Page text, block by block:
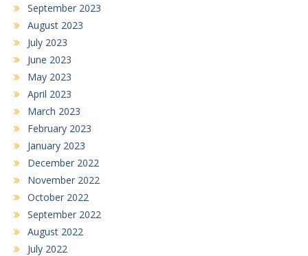
September 2023
August 2023
July 2023
June 2023
May 2023
April 2023
March 2023
February 2023
January 2023
December 2022
November 2022
October 2022
September 2022
August 2022
July 2022